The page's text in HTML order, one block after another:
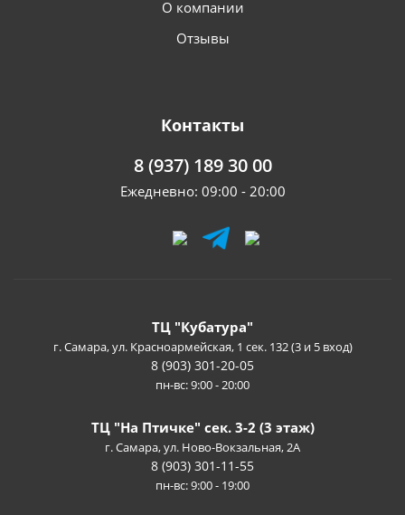
О компании
Отзывы
Контакты
8 (937) 189 30 00
Ежедневно: 09:00 - 20:00
ТЦ "Кубатура"
г. Самара, ул. Красноармейская, 1 сек. 132 (3 и 5 вход)
8 (903) 301-20-05
пн-вс: 9:00 - 20:00
ТЦ "На Птичке" сек. 3-2 (3 этаж)
г. Самара, ул. Ново-Вокзальная, 2А
8 (903) 301-11-55
пн-вс: 9:00 - 19:00